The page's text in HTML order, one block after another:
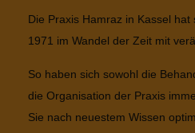
Die Praxis Hamraz in Kassel
1971 im Wandel der Zeit mit
So haben sich sowohl die
die Organisation der Praxis
Sie nach neuestem Wissen